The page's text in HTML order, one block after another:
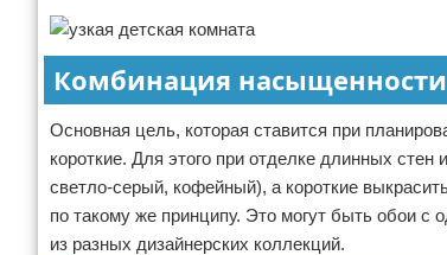
Комбинация насыщенности
Основная цель, которая ставится при
короткие. Для этого при отделке длинных
светло-серый, кофейный), а короткие
по такому же принципу. Это могут быть обои
из разных дизайнерских коллекций.